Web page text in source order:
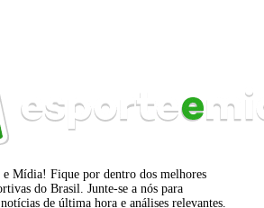
Mídia! Fique por dentro dos melhores
do Brasil. Junte-se a nós para
de última hora e análises relevantes.